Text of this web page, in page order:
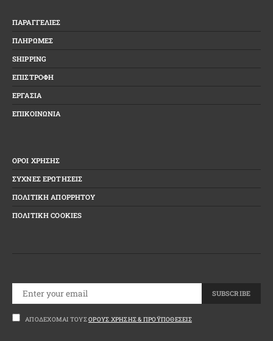
ΠΑΡΑΓΓΕΛΙΕΣ
ΠΛΗΡΩΜΕΣ
SHIPPING
ΕΠΙΣΤΡΟΦΗ
ΕΡΓΑΣΙΑ
ΕΠΙΚΟΙΝΩΝΙΑ
ΟΡΟΙ ΧΡΗΣΗΣ
ΣΥΧΝΕΣ ΕΡΩΤΗΣΕΙΣ
ΠΟΛΙΤΙΚΗ ΑΠΟΡΡΗΤΟΥ
ΠΟΛΙΤΙΚΗ COOKIES
SUBSCRIBE
ΑΠΟΔΈΧΟΜΑΙ ΤΟΥΣΌΡΟΥΣ ΧΡΉΣΗΣ & ΠΡΟΫΠΟΘΈΣΕΙΣ